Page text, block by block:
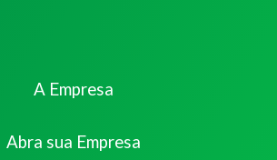
A Empresa
Abra sua Empresa